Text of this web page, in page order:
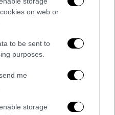
on web or
to be sent to
purposes.
me
storage
του συνεχιζόταν
εντοπίστηκαν
με δική σας ευθύνη. Το
σχόλια θα